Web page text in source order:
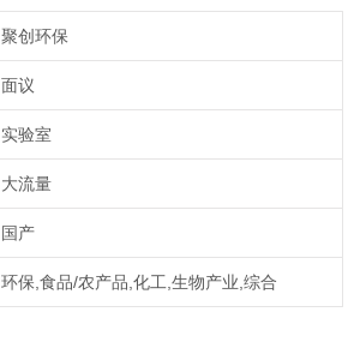
聚创环保
面议
实验室
大流量
国产
环保,食品/农产品,化工,生物产业,综合